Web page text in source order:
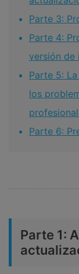
Parte 3:
Parte 4:
versión de
Parte 5:
los
Parte 6:
Parte 1: